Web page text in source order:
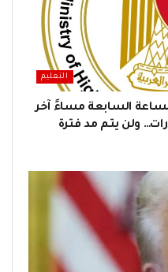
التعليم
السابعة مساءً آخر
ولن يتم مد فترة